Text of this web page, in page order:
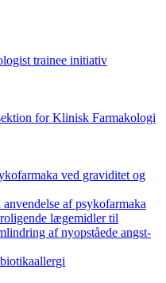
trainee initiativ
for Klinisk Farmakologi
ved graviditet og
af psykofarmaka
lægemidler til
af nyopståede angst-